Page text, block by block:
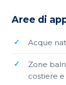
Aree di
Acque
Zone
costiere